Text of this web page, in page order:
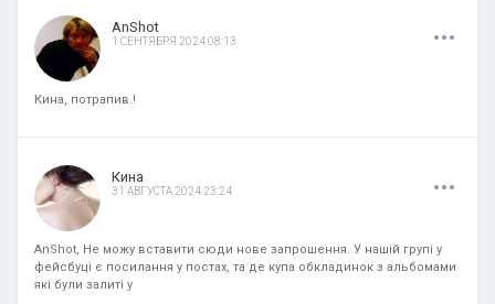
AnShot
1 СЕНТЯБРЯ 2024 08:13 ...
Кина, потрапив.!
Кина
31 АВГУСТА 2024 23:24 ...
AnShot, Не можу вставити сюди нове запрошення. У нашій групі у
фейсбуці є посилання у постах, та де купа обкладинок з альбомами
які були залиті у